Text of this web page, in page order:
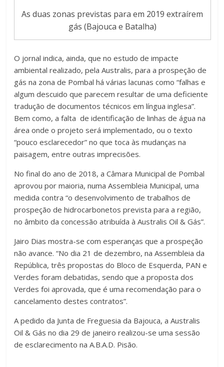
As duas zonas previstas para em 2019 extraírem
gás (Bajouca e Batalha)
O jornal indica, ainda, que no estudo de impacte
ambiental realizado, pela Australis, para a prospeção de
gás na zona de Pombal há várias lacunas como “falhas e
algum descuido que parecem resultar de uma deficiente
tradução de documentos técnicos em língua inglesa”.
Bem como, a falta de identificação de linhas de água na
área onde o projeto será implementado, ou o texto
“pouco esclarecedor” no que toca às mudanças na
paisagem, entre outras imprecisões.
No final do ano de 2018, a Câmara Municipal de Pombal
aprovou por maioria, numa Assembleia Municipal, uma
medida contra “o desenvolvimento de trabalhos de
prospeção de hidrocarbonetos prevista para a região,
no âmbito da concessão atribuída à Australis Oil & Gás”.
Jairo Dias mostra-se com esperanças que a prospeção
não avance. “No dia 21 de dezembro, na Assembleia da
República, três propostas do Bloco de Esquerda, PAN e
Verdes foram debatidas, sendo que a proposta dos
Verdes foi aprovada, que é uma recomendação para o
cancelamento destes contratos”.
A pedido da Junta de Freguesia da Bajouca, a Australis
Oil & Gás no dia 29 de janeiro realizou-se uma sessão
de esclarecimento na A.B.A.D. Pisão.